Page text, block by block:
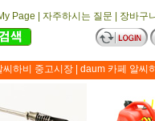
Page 자주하시는 질문
장바구
씨하비 중고시장 daum 카페 알씨